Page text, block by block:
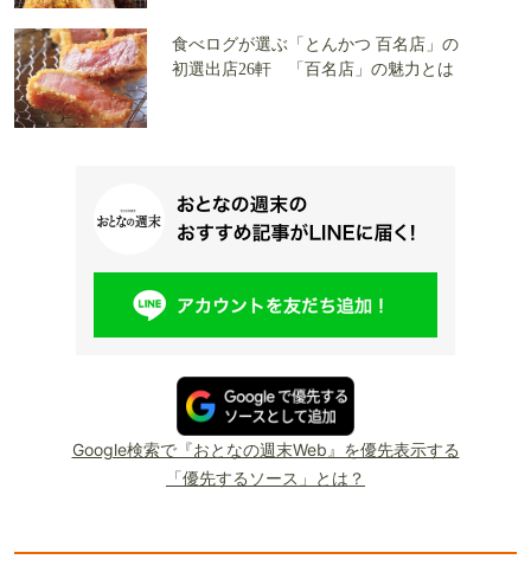
食べログが選ぶ「とんかつ 百名店」の
初選出店26軒 「百名店」の魅力とは
Google検索で『おとなの週末Web』を優先表示する
「優先するソース」とは？